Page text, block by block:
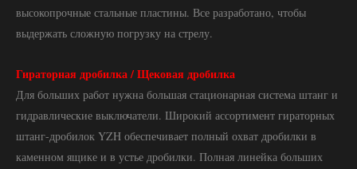
высокопрочные стальные пластины. Все разработано, чтобы
выдержать сложную погрузку на стрелу.
Гираторная дробилка / Щековая дробилка
Для больших работ нужна большая стационарная система штанг и
гидравлические выключатели. Широкий ассортимент гираторных
штанг-дробилок YZH обеспечивает полный охват дробилки в
каменном ящике и в устье дробилки. Полная линейка больших